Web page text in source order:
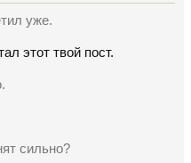
уже.
этот твой пост.
сильно?